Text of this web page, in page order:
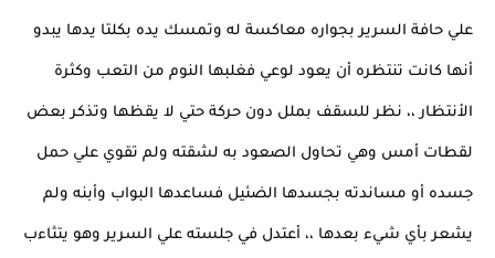
علي حافة السرير بجواره معاكسة له وتمسك يده بكلتا يدها يبدو
أنها كانت تنتظره أن يعود لوعي فغلبها النوم من التعب وكثرة
الأنتظار ،، نظر للسقف بملل دون حركة حتي لا يقظها وتذكر بعض
لقطات أمس وهي تحاول الصعود به لشقته ولم تقوي علي حمل
جسده أو مساندته بجسدها الضئيل فساعدها البواب وأبنه ولم
يشعر بأي شيء بعدها ،، أعتدل في جلسته علي السرير وهو يتثاءب